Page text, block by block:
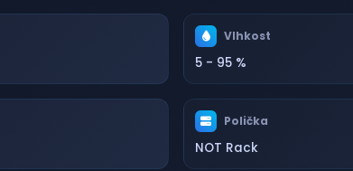
Vlhkost
5 - 95 %
Polička
NOT Rack